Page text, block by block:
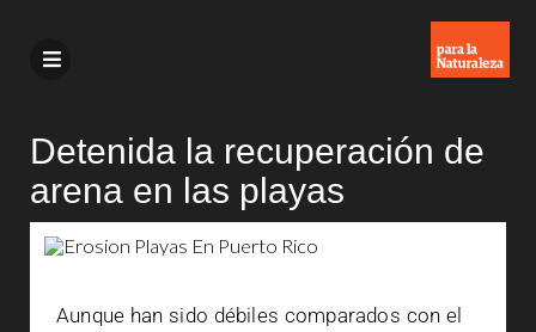
Detenida la recuperación de
arena en las playas
Aunque han sido débiles comparados con el